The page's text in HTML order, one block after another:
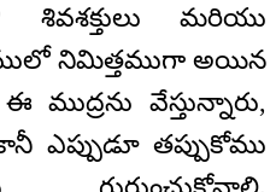
శివశక్తులు మరియు
నిమిత్తముగా అయిన
ముద్రను వేస్తున్నారు,
ఎప్పుడూ తప్పుకోము